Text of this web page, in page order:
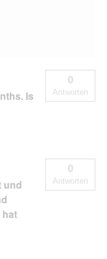
Is
0
Antworten
und
hat
0
Antworten